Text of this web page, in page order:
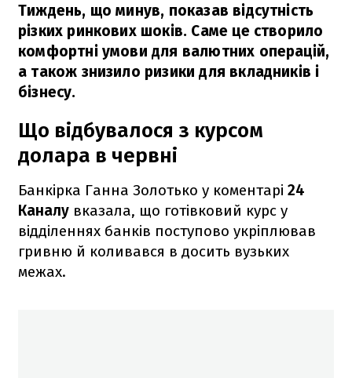
Тиждень, що минув, показав відсутність
різких ринкових шоків. Саме це створило
комфортні умови для валютних операцій,
а також знизило ризики для вкладників і
бізнесу.
Що відбувалося з курсом
долара в червні
Банкірка Ганна Золотько у коментарі 24
Каналу вказала, що готівковий курс у
відділеннях банків поступово укріплював
гривню й коливався в досить вузьких
межах.